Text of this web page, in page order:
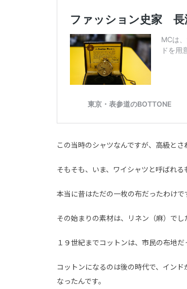
この当時のシャツなんですが、高級と
そもそも、いま、ワイシャツと呼ばれ
本当に昔はただの一枚の布だったわけで
その始まりの素材は、リネン（麻）でし
１９世紀までコットンは、市民の布地だ
コットンになるのは後の時代で、イン
なったんです。